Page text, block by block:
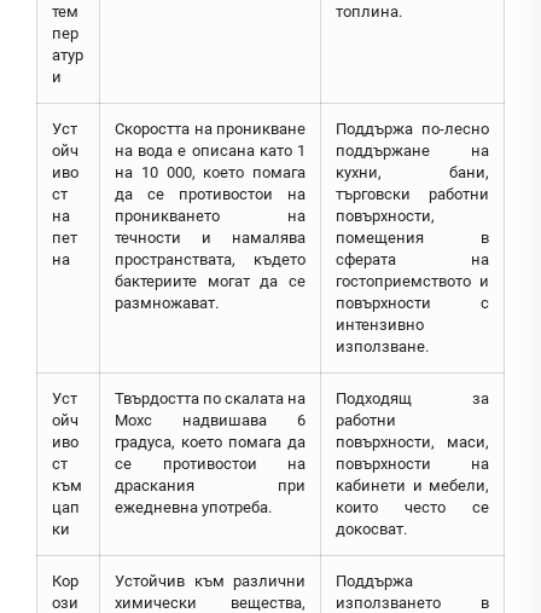
тем
пер
атур
и
топлина.
Уст
ойч
иво
ст
на
пет
на
Скоростта на проникване
на вода е описана като 1
на 10 000, което помага
да се противостои на
проникването на
течности и намалява
пространствата, където
бактериите могат да се
размножават.
Поддържа по-лесно
поддържане на
кухни, бани,
търговски работни
повърхности,
помещения в
сферата на
гостоприемството и
повърхности с
интензивно
използване.
Уст
ойч
иво
ст
към
цап
ки
Твърдостта по скалата на
Мохс надвишава 6
градуса, което помага да
се противостои на
драскания при
ежедневна употреба.
Подходящ за
работни
повърхности, маси,
повърхности на
кабинети и мебели,
които често се
докосват.
Кор
ози
Устойчив към различни
химически вещества,
Поддържа
използването в